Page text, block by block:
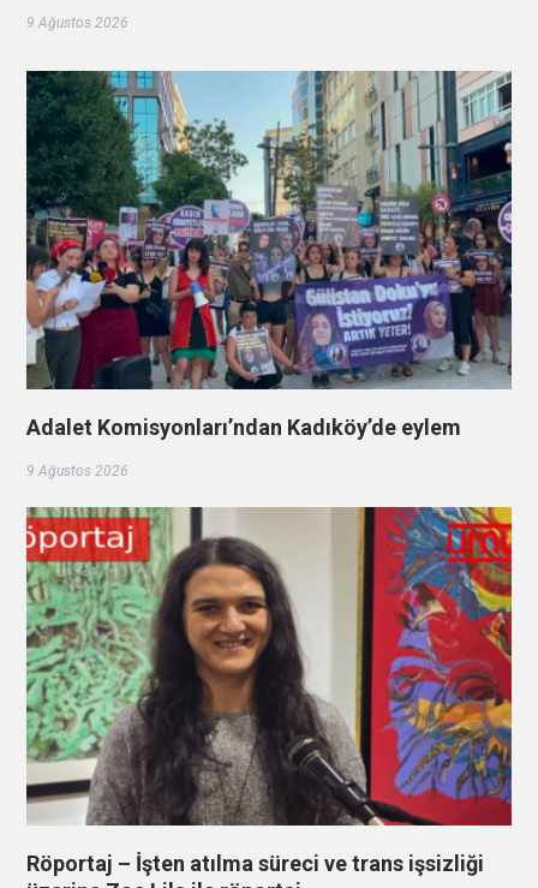
9 Ağustos 2026
Adalet Komisyonları’ndan Kadıköy’de eylem
9 Ağustos 2026
Röportaj – İşten atılma süreci ve trans işsizliği